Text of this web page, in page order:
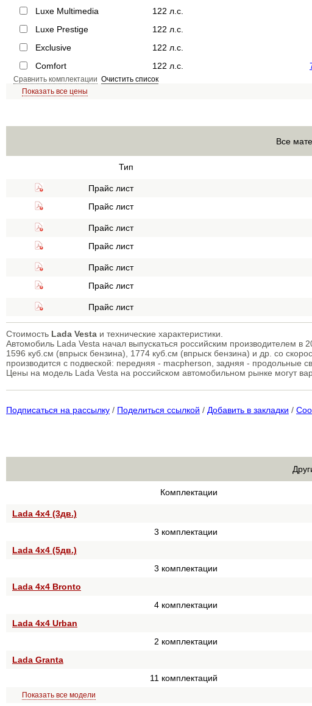
Luxe Multimedia
122 л.с.
Luxe Prestige
122 л.с.
Exclusive
122 л.с.
Comfort
122 л.с.
Сравнить комплектации Очистить список
Показать все цены
Все
Тип
Прайс лист
Прайс лист
Прайс лист
Прайс лист
Прайс лист
Прайс лист
Прайс лист
Стоимость Lada Vesta и технические характеристики.
Автомобиль Lada Vesta начал выпускаться российским производителем
1596 куб.см (впрыск бензина), 1774 куб.см (впрыск бензина) и др. со
производится с подвеской: передняя - macpherson, задняя - продольные
Цены на модель Lada Vesta на российском автомобильном рынке могут
Подписаться на рассылку / Поделиться ссылкой / Добавить в закладки /
Комплектации
Lada 4x4 (3дв.)
3 комплектации
Lada 4x4 (5дв.)
3 комплектации
Lada 4x4 Bronto
4 комплектации
Lada 4x4 Urban
2 комплектации
Lada Granta
11 комплектаций
Показать все модели